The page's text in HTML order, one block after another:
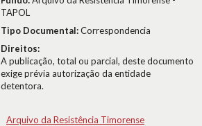
TAPOL
Tipo Documental:Correspondencia
Direitos:
A publicação, total ou parcial, deste documento
exige prévia autorização da entidade
detentora.
Arquivo da Resistência Timorense